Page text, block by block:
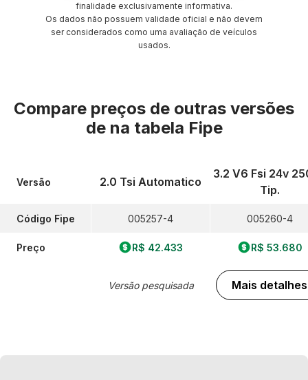
finalidade exclusivamente informativa.
Os dados não possuem validade oficial e não devem
ser considerados como uma avaliação de veículos
usados.
Compare preços de outras versões
de na tabela Fipe
Versão
Código Fipe
Preço
2.0 Tsi Automatico
005257-4
R$ 42.433
Versão pesquisada
3.2 V6 Fsi 24v
Tip.
005260-4
R$ 53.680
Mais detalhes